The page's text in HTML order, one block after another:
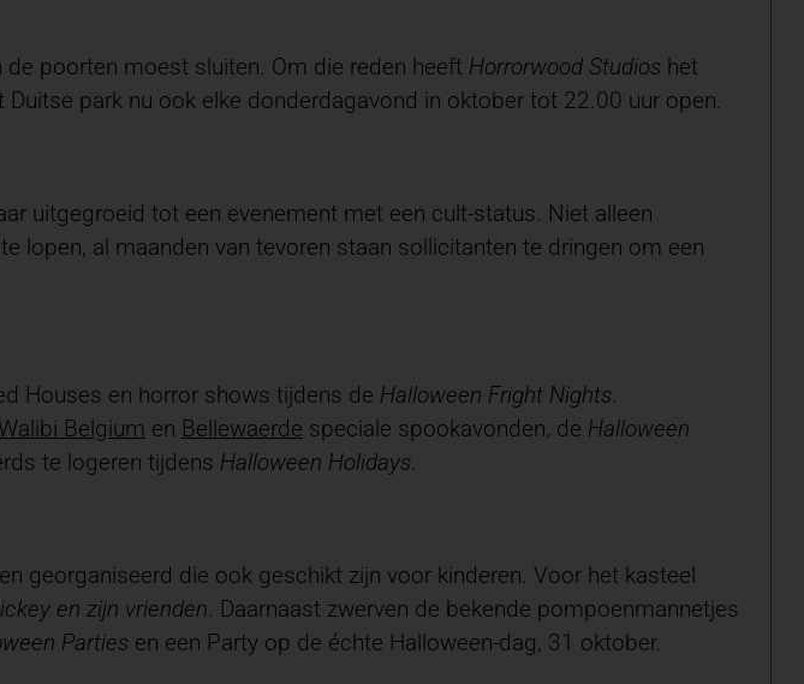
poorten moest sluiten. Om die reden heeft Horrorwood Studioshet
park nu ook elke donderdagavond in oktober tot 22.00 uur open.
uitgegroeid tot een evenement met een cult-status. Niet alleen
lopen, al maanden van tevoren staan sollicitanten te dringen om een
Houses en horror shows tijdens de Halloween Fright Nights.
Walibi Belgium en Bellewaerde speciale spookavonden, de Halloween
te logeren tijdens Halloween Holidays.
georganiseerd die ook geschikt zijn voor kinderen. Voor het kasteel
en zijn vrienden. Daarnaast zwerven de bekende pompoenmannetjes
Partiesen een Party op de échte Halloween-dag, 31 oktober.